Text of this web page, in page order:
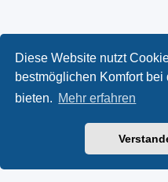
Diese Website nutzt
bestmöglichen Komfort bei
bieten. Mehr erfahren